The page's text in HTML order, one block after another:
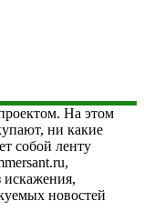
На этом
ни какие
собой ленту
искажения,
новостей